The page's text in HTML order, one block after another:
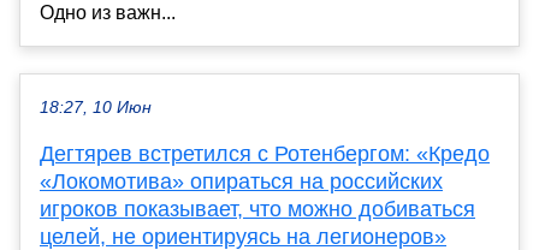
Одно из важн...
18:27, 10 Июн
Дегтярев встретился с Ротенбергом: «Кредо
«Локомотива» опираться на российских
игроков показывает, что можно добиваться
целей, не ориентируясь на легионеров»